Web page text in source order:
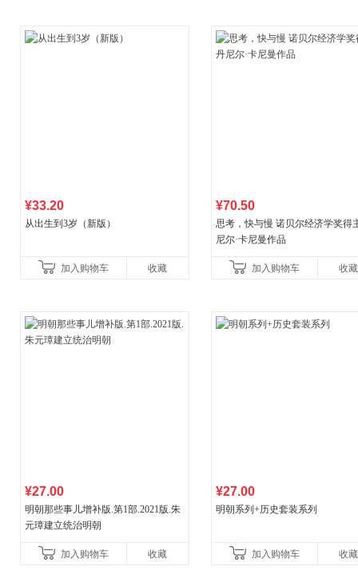
¥33.20
从出生到3岁（新版）
加入购物车 收藏
¥70.50
思考，快与慢 诺贝尔经济学奖得
尼尔·卡尼曼作品
加入购物车 收藏
¥27.00
明朝那些事儿增补版.第1部.2021版.朱
元璋建立统治明朝
加入购物车 收藏
¥27.00
明朝系列+历史套装系列
加入购物车 收藏